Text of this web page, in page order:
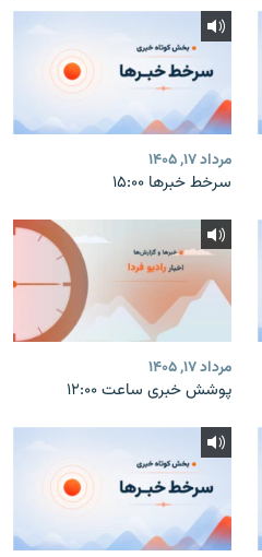
مرداد ۱۷, ۱۴۰۵
سرخط خبرها ۱۵:۰۰
مرداد ۱۷, ۱۴۰۵
پوشش خبری ساعت ۱۲:۰۰